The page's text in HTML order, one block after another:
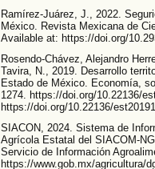
Ramírez-Juárez, J., 2022.
México. Revista Mexicana de
Available at: https://doi.org/
Rosendo-Chávez, Alejandro
Tavira, N., 2019. Desarrollo
Estado de México. Economía,
1274. https://doi.org/10.22136/
https://doi.org/10.22136/
SIACON, 2024. Sistema de
Agrícola Estatal del SIACOM-
Servicio de Información
https://www.gob.mx/agricultura/